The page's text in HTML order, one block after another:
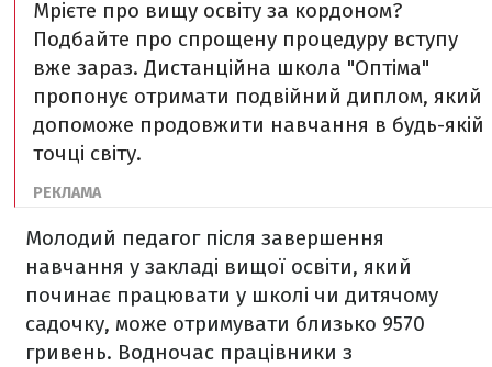
Мрієте про вищу освіту за кордоном?
Подбайте про спрощену процедуру вступу
вже зараз. Дистанційна школа "Оптіма"
пропонує отримати подвійний диплом, який
допоможе продовжити навчання в будь-якій
точці світу.
Молодий педагог після завершення
навчання у закладі вищої освіти, який
починає працювати у школі чи дитячому
садочку, може отримувати близько 9570
гривень. Водночас працівники з